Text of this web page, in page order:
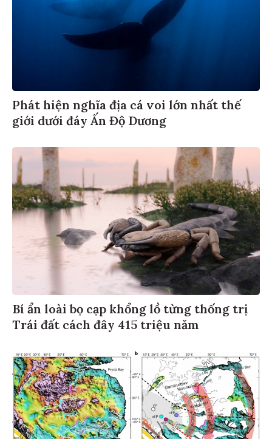
Phát hiện nghĩa địa cá voi lớn nhất thế
giới dưới đáy Ấn Độ Dương
Bí ẩn loài bọ cạp khổng lồ từng thống trị
Trái đất cách đây 415 triệu năm